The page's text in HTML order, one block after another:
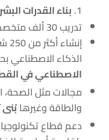
بناء القدرات
تدريب 30 ألف متخصص في الذكاء الاصطناعي.
الذكاء الاصطناعي
الاصطناعي في
مجالات مثل الصحة،
والطاقة وغيرها
دعم قطاع